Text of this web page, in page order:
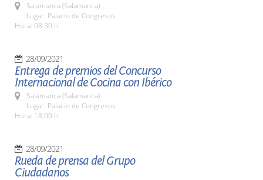
Salamanca (Salamanca)
Lugar: Palacio de Congresos
Hora: 08:30 h.
28/09/2021
Entrega de premios del Concurso
Internacional de Cocina con Ibérico
Salamanca (Salamanca)
Lugar: Palacio de Congresos
Hora: 18:00 h.
28/09/2021
Rueda de prensa del Grupo
Ciudadanos